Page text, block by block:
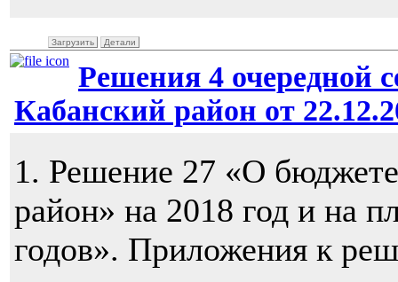
Загрузить Детали
Решения 4 очередной
Кабанский район от
1. Решение 27 «О
район» на 2018 год и на
годов». Приложения к